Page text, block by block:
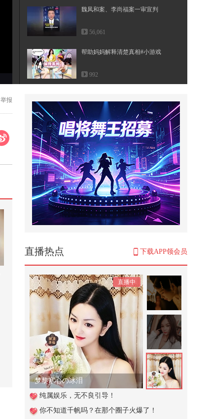
魏凤和案、李尚福案一审宣判
56,061
帮助妈妈解释清楚真相#小游戏
992
到飞行员？中国：安排！
234
#快成长计划 #影画演绎未来之星
刚好路过，看到这个小女孩也太调
皮...
574
这个视频也太好看了吧。#二次元 #
原创动画 #游戏 #搞笑游戏 #AI
488
被ai彻底驯服@小狐 @搞笑狐 @张
2026.7.18 礼成！在爱里圆满！分享
典礼快剪视频～#一秒入夏的旋律
...
597
11's Vlog·成都太古里逛吃南堂馆新
川菜｜芒果糯米饭炒冰｜玫瑰花
虾...
212
食品安全的内幕#动画
3,502
这西瓜一看就有食欲#2026春季搜
2,227
举报
直播热点 下载APP领会员
直播中
总感觉，你好久没理我了
纯属娱乐，无不良引导！
你不知道千帆吗？在那个圈子火爆了！